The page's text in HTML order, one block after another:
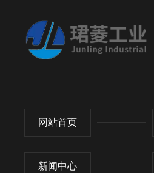
网站首页
新闻中心